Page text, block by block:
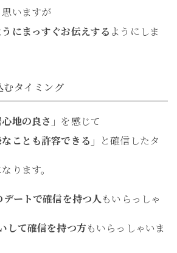
いますが
にまっすぐお伝えする ようにしま
タイミング
地の良さ」 を感じて
ことも許容できる」 と確信したタ
ります。
デートで確信を持つ人もいらっしゃ
して確信を持つ方もいらっしゃいま